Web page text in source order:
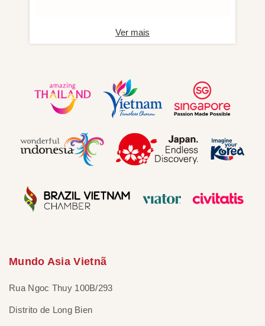
Ver mais
Mundo Asia Vietnã
Rua Ngoc Thuy 100B/293
Distrito de Long Bien